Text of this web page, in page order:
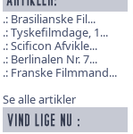
Brasilianske Fil...
Tyskefilmdage, 1...
Scificon Afvikle...
Berlinalen Nr. 7...
Franske Filmmand...
Se alle artikler